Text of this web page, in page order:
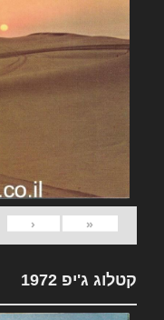
«
‹
קטלוג ג'יפ 1972